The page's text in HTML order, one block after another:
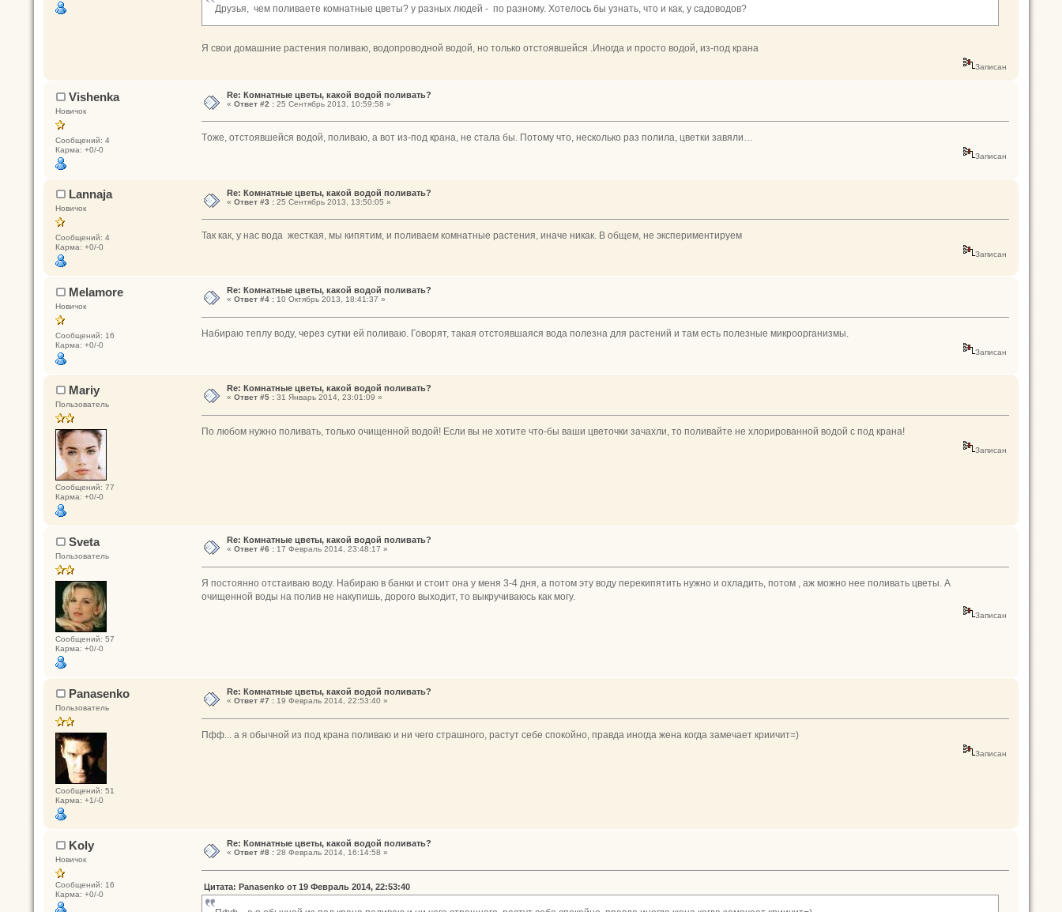
Друзья, чем поливаете комнатные цветы? у разных людей - по разному. Хотелось бы узнать, что и как, у садоводов?
Я свои домашние растения поливаю, водопроводной водой, но только отстоявшейся .Иногда и просто водой, из-под крана
Записан
Vishenka
Новичок
Сообщений: 4
Карма: +0/-0
Re: Комнатные цветы, какой водой поливать?
« Ответ #2 :25 Сентябрь 2013, 10:59:58 »
Tоже, отстоявшейся водой, поливаю, а вот из-под крана, не стала бы. Потому что, несколько раз полила, цветки завяли…
Записан
Lannaja
Новичок
Сообщений: 4
Карма: +0/-0
Re: Комнатные цветы, какой водой поливать?
« Ответ #3 :25 Сентябрь 2013, 13:50:05 »
Так как, у нас вода жесткая, мы кипятим, и поливаем комнатные растения, иначе никак. В общем, не экспериментируем
Записан
Melamore
Новичок
Сообщений: 16
Карма: +0/-0
Re: Комнатные цветы, какой водой поливать?
« Ответ #4 :10 Октябрь 2013, 18:41:37 »
Набираю теплу воду, через сутки ей поливаю. Говорят, такая отстоявшаяся вода полезна для растений и там есть полезные микроорганизмы.
Записан
Mariy
Пользователь
Сообщений: 77
Карма: +0/-0
Re: Комнатные цветы, какой водой поливать?
« Ответ #5 :31 Январь 2014, 23:01:09 »
По любом нужно поливать, только очищенной водой! Если вы не хотите что-бы ваши цветочки зачахли, то поливайте не хлорированной водой с под крана!
Записан
Sveta
Пользователь
Сообщений: 57
Карма: +0/-0
Re: Комнатные цветы, какой водой поливать?
« Ответ #6 :17 Февраль 2014, 23:48:17 »
Я постоянно отстаиваю воду. Набираю в банки и стоит она у меня 3-4 дня, а потом эту воду перекипятить нужно и охладить, потом , аж можно нее поливать цветы. А
очищенной воды на полив не накупишь, дорого выходит, то выкручиваюсь как могу.
Записан
Panasenko
Пользователь
Сообщений: 51
Карма: +1/-0
Re: Комнатные цветы, какой водой поливать?
« Ответ #7 :19 Февраль 2014, 22:53:40 »
Пфф... а я обычной из под крана поливаю и ни чего страшного, растут себе спокойно, правда иногда жена когда замечает криичит=)
Записан
Koly
Новичок
Сообщений: 16
Карма: +0/-0
Re: Комнатные цветы, какой водой поливать?
« Ответ #8 :28 Февраль 2014, 16:14:58 »
Цитата: Panasenko от 19 Февраль 2014, 22:53:40